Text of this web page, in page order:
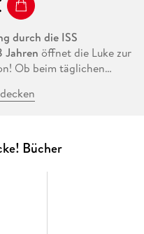
durch die ISS
Jahren öffnet die Luke zur
Ob beim täglichen
- dieses
Fotos und informative
Bücher